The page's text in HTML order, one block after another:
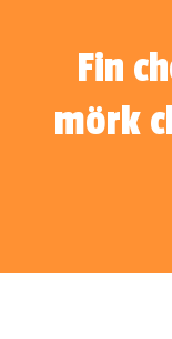
Fin
mörk